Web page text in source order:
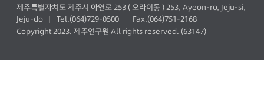
제주특별자치도 제주시 아연로 253 ( 오라이동 ) 253, Ayeon-ro, Jeju-si,
Jeju-do
| Tel.(064)729-0500 |
Fax.(064)751-2168
Copyright 2023. 제주연구원 All rights reserved. (63147)